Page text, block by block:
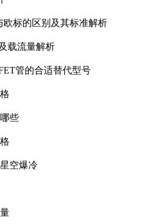
欧标的区别及其标准解析
载流量解析
管的合适替代型号
些
空爆冷